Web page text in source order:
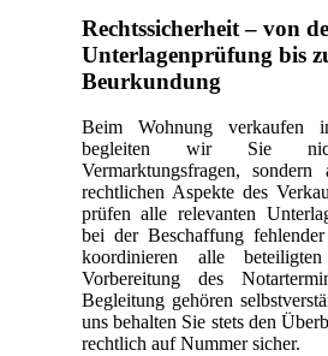
Rechtssicherheit – von
Unterlagenprüfung bis
Beurkundung
Beim Wohnung verkaufen
begleiten wir Sie
Vermarktungsfragen,
rechtlichen Aspekte des
prüfen alle relevanten
bei der Beschaffung
koordinieren alle
Vorbereitung des
Begleitung gehören
uns behalten Sie stets den
rechtlich auf Nummer sicher.